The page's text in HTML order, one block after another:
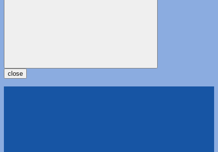
close